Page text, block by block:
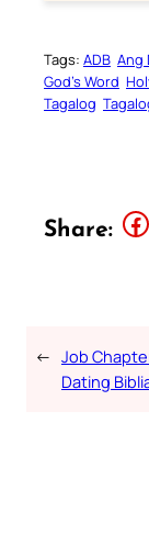
Tags: ADB Ang
God’s Word
Tagalog
Share: Share this article on Facebook
← Job
Dating